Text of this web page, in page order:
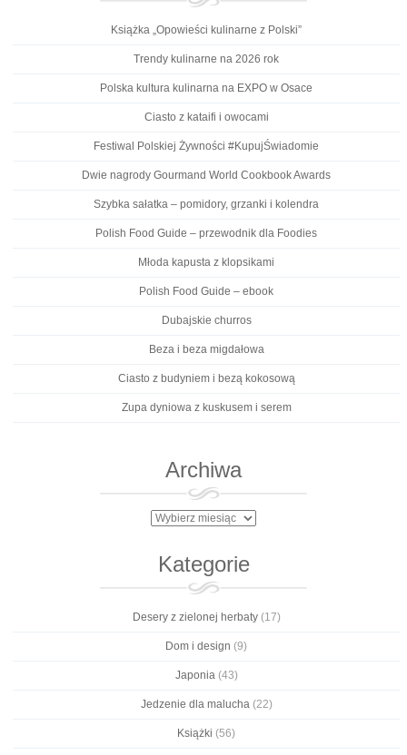
Książka „Opowieści kulinarne z Polski”
Trendy kulinarne na 2026 rok
Polska kultura kulinarna na EXPO w Osace
Ciasto z kataifi i owocami
Festiwal Polskiej Żywności #KupujŚwiadomie
Dwie nagrody Gourmand World Cookbook Awards
Szybka sałatka – pomidory, grzanki i kolendra
Polish Food Guide – przewodnik dla Foodies
Młoda kapusta z klopsikami
Polish Food Guide – ebook
Dubajskie churros
Beza i beza migdałowa
Ciasto z budyniem i bezą kokosową
Zupa dyniowa z kuskusem i serem
Archiwa
Archiwa
Kategorie
Desery z zielonej herbaty(17)
Dom i design (9)
Japonia(43)
Jedzenie dla malucha(22)
Książki (56)